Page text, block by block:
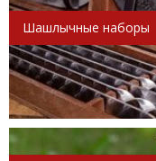
Шашлычные наборы